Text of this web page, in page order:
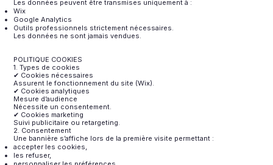
Les données peuvent être transmises uniquement à :
Wix
Google Analytics
Outils professionnels strictement nécessaires.
Les données ne sont jamais vendues.
POLITIQUE COOKIES
1. Types de cookies
✔ Cookies nécessaires
Assurent le fonctionnement du site (Wix).
✔ Cookies analytiques
Mesure d’audience
Nécessite un consentement.
✔ Cookies marketing
Suivi publicitaire ou retargeting.
2. Consentement
Une bannière s’affiche lors de la première visite permettant :
accepter les cookies,
les refuser,